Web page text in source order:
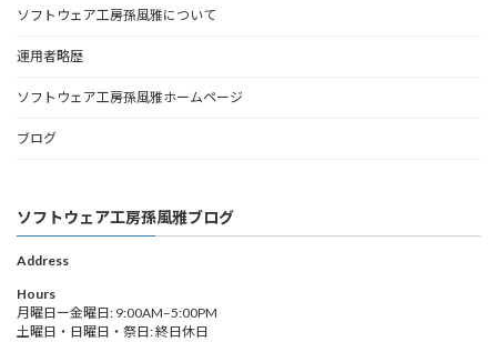
ソフトウェア工房孫風雅について
運用者略歴
ソフトウェア工房孫風雅ホームページ
ブログ
ソフトウェア工房孫風雅ブログ
Address
Hours
月曜日ー金曜日: 9:00AM–5:00PM
土曜日・日曜日・祭日: 終日休日